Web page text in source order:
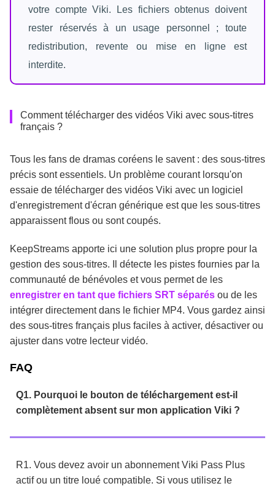
votre compte Viki. Les fichiers obtenus doivent
rester réservés à un usage personnel ; toute
redistribution, revente ou mise en ligne est
interdite.
Comment télécharger des vidéos Viki avec sous-titres
français ?
Tous les fans de dramas coréens le savent : des sous-titres
précis sont essentiels. Un problème courant lorsqu'on
essaie de télécharger des vidéos Viki avec un logiciel
d'enregistrement d'écran générique est que les sous-titres
apparaissent flous ou sont coupés.
KeepStreams apporte ici une solution plus propre pour la
gestion des sous-titres. Il détecte les pistes fournies par la
communauté de bénévoles et vous permet de les
enregistrer en tant que fichiers SRT séparés ou de les
intégrer directement dans le fichier MP4. Vous gardez ainsi
des sous-titres français plus faciles à activer, désactiver ou
ajuster dans votre lecteur vidéo.
FAQ
Q1. Pourquoi le bouton de téléchargement est-il
complètement absent sur mon application Viki ?
R1. Vous devez avoir un abonnement Viki Pass Plus
actif ou un titre loué compatible. Si vous utilisez le